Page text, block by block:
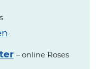
– online Roses